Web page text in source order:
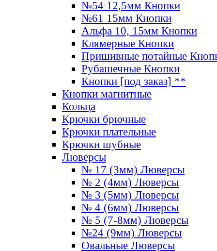
№54 12,5мм Кнопки
№61 15мм Кнопки
Альфа 10, 15мм Кнопки
Клямерные Кнопки
Пришивные потайные
Рубашечные Кнопки
Кнопки [под заказ] **
Кнопки магнитные
Кольца
Крючки брючные
Крючки плательные
Крючки шубные
Люверсы
№ 17 (3мм) Люверсы
№ 2 (4мм) Люверсы
№ 3 (5мм) Люверсы
№ 4 (6мм) Люверсы
№ 5 (7-8мм) Люверсы
№24 (9мм) Люверсы
Овальные Люверсы